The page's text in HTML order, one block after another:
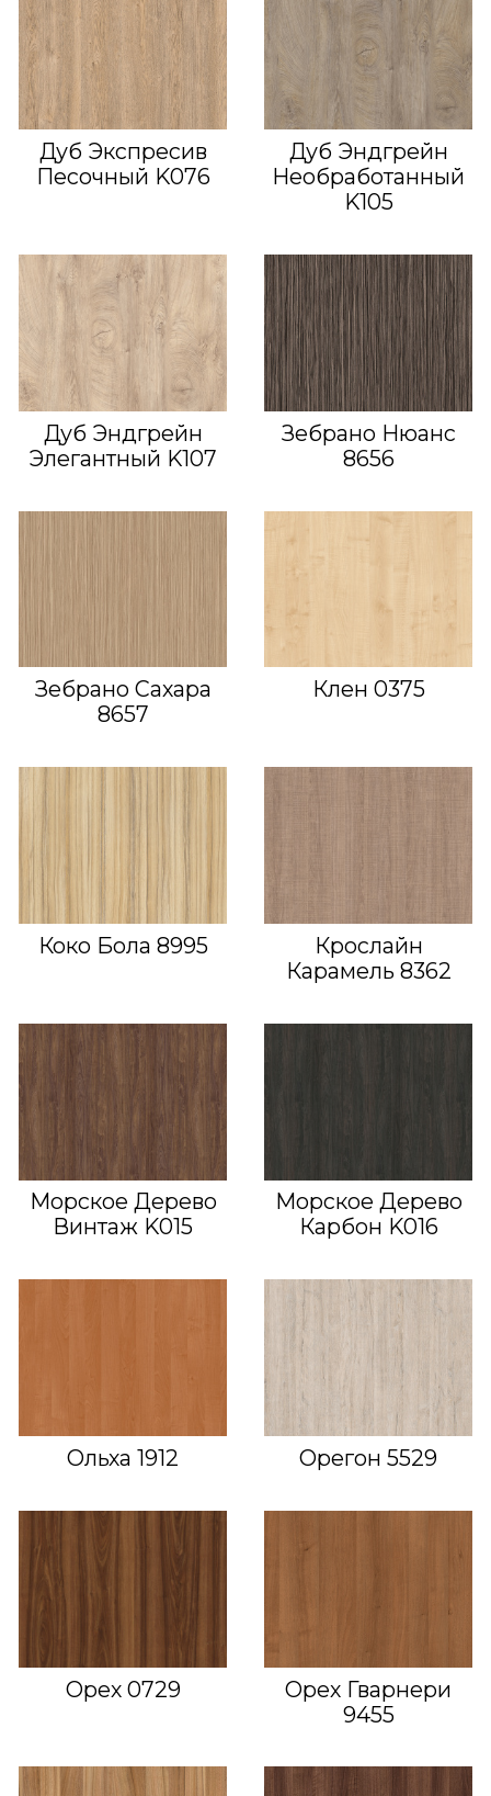
Дуб Экспресив
Песочный K076
Дуб Эндгрейн
Необработанный
K105
Дуб Эндгрейн
Элегантный K107
Зебрано Нюанс
8656
Зебрано Сахара
8657
Клен 0375
Коко Бола 8995
Крослайн
Карамель 8362
Морское Дерево
Винтаж K015
Морское Дерево
Карбон K016
Ольха 1912 Орегон 5529
Орех 0729
Орех Гварнери
9455